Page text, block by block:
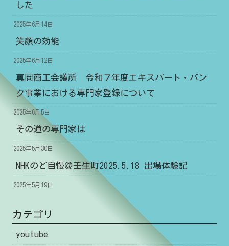
した
2025年6月14日
笑顔の効能
2025年6月12日
真岡商工会議所 令和７年度エキスパート・バン
ク事業における専門家登録について
2025年6月5日
その道の専門家は
2025年5月30日
NHKのど自慢＠壬生町2025.5.18 出場体験記
2025年5月19日
カテゴリ
youtube